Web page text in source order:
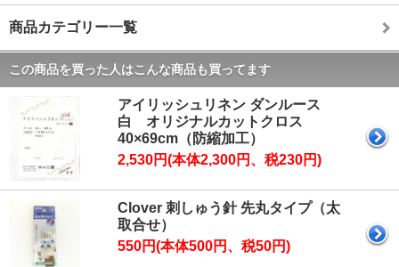
商品カテゴリー一覧
この商品を買った人はこんな商品も買ってます
アイリッシュリネン ダンルース
白 オリジナルカットクロス
40×69cm（防縮加工）
2,530円(本体2,300円、税230円)
Clover 刺しゅう針 先丸タイプ（太
取合せ）
550円(本体500円、税50円)